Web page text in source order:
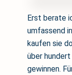
Erst berate
umfassend
kaufen sie
über
gewinnen.